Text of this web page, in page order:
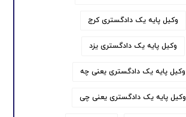
وکیل پایه یک دادگستری کرج
وکیل پایه یک دادگستری یزد
وکیل پایه یک دادگستری یعنی چه
وکیل پایه یک دادگستری یعنی چی